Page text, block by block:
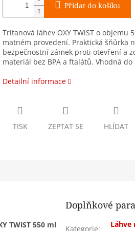
Přidat do košíku
Tritanová láhev OXY TWiST o objemu
matném provedení. Praktická šňůrka
bezpečnostní zámek proti otevření a
materiál bez BPA a ftalátů. Vhodná do
Detailní informace
TISK ZEPTAT SE HLÍDAT
TWiST 550 ml
Doplňkové
Kategorie:
Láhve